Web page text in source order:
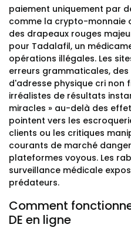
paiement uniquement par
comme la crypto-monnaie
des drapeaux rouges
pour Tadalafil, un
opérations illégales. Les
erreurs grammaticales,
d'adresse physique cri non
irréalistes de résultats
miracles » au-delà des
pointent vers les
clients ou les critiques
courants de marché
plateformes voyous. Les
surveillance médicale
prédateurs.
Comment
DE en ligne